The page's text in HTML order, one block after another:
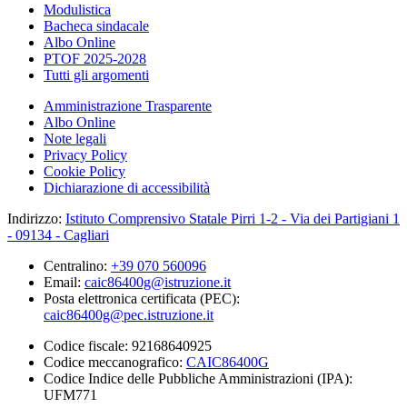
Modulistica
Bacheca sindacale
Albo Online
PTOF 2025-2028
Tutti gli argomenti
Amministrazione Trasparente
Albo Online
Note legali
Privacy Policy
Cookie Policy
Dichiarazione di accessibilità
Indirizzo: Istituto Comprensivo Statale Pirri 1-2 - Via dei Partigiani 1
- 09134 - Cagliari
Centralino: +39 070 560096
Email: caic86400g@istruzione.it
Posta elettronica certificata (PEC):
caic86400g@pec.istruzione.it
Codice fiscale: 92168640925
Codice meccanografico: CAIC86400G
Codice Indice delle Pubbliche Amministrazioni (IPA):
UFM771